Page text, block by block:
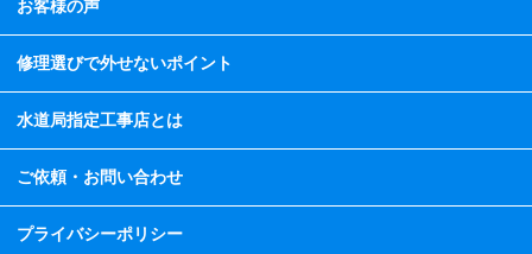
お客様の声
修理選びで外せないポイント
水道局指定工事店とは
ご依頼・お問い合わせ
プライバシーポリシー